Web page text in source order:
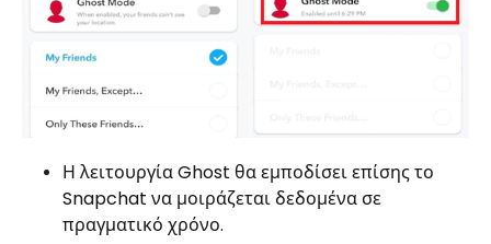
Η λειτουργία Ghost θα εμποδίσει επίσης το
Snapchat να μοιράζεται δεδομένα σε
πραγματικό χρόνο.